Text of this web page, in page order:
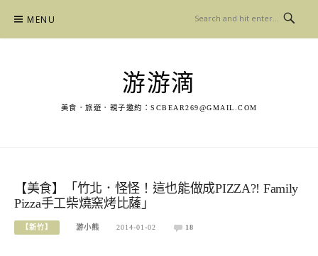
content
MENU
游游滴
美食．旅遊．親子邀約： SCBEAR269@GMAIL.COM
【美食】「竹北．怪怪！這也能做成PIZZA?! Family
Pizza手工柴燒窯烤比薩」
【新竹】 游小熊 2014-01-02 18